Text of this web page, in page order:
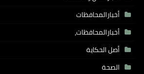
أخبارالمحافظات
أخبارالمحافظات،
أصل الحكاية
الصحة